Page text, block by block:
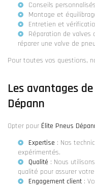
Conseils
Montage et
Entretien et
Réparation de valves
réparer une valve de
Pour toutes vos questions,
Les avantages
Dépann
Opter pour Élite Pneus
Expertise : Nos
expérimentés.
Qualité : Nous
qualité pour assurer
Engagement client :